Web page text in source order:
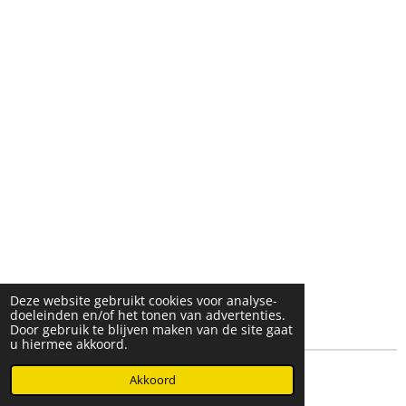
Deze website gebruikt cookies voor analyse-
doeleinden en/of het tonen van advertenties.
Door gebruik te blijven maken van de site gaat
u hiermee akkoord.
Akkoord
© 2025- 2026 Djöz mode